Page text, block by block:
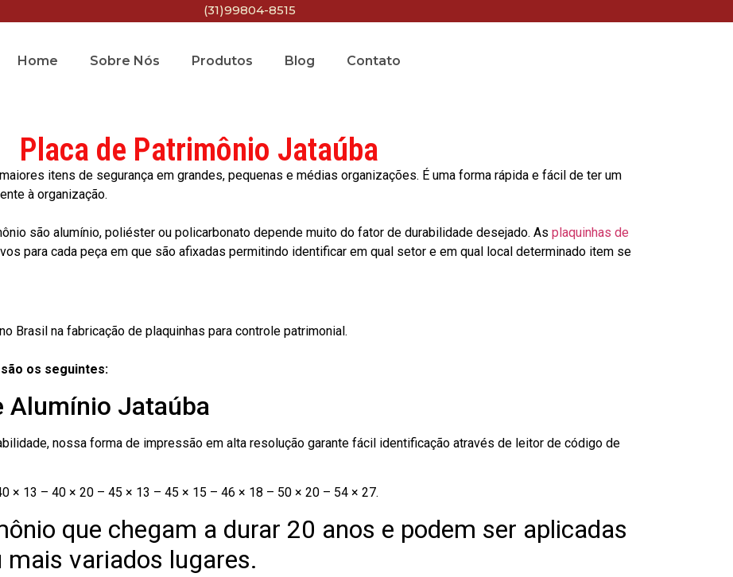
(31)99804-8515
Home Sobre Nós Produtos Blog Contato
Placa de Patrimônio Jataúba
itens de segurança em grandes, pequenas e médias organizações. É uma forma rápida e fácil de ter um
à organização.
são alumínio, poliéster ou policarbonato depende muito do fator de durabilidade desejado. As plaquinhas de
para cada peça em que são afixadas permitindo identificar em qual setor e em qual local determinado item se
Brasil na fabricação de plaquinhas para controle patrimonial.
os seguintes:
Alumínio Jataúba
nossa forma de impressão em alta resolução garante fácil identificação através de leitor de código de
× 13 – 40 × 20 – 45 × 13 – 45 × 15 – 46 × 18 – 50 × 20 – 54 × 27.
que chegam a durar 20 anos e podem ser aplicadas
mais variados lugares.